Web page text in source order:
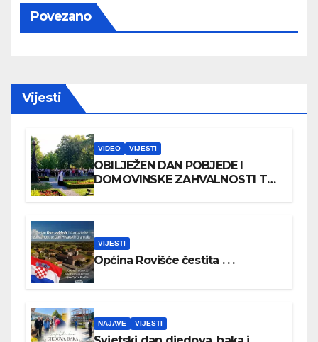
Povezano
Vijesti
VIDEO VIJESTI
OBILJEŽEN DAN POBJEDE I
DOMOVINSKE ZAHVALNOSTI TE
VIJESTI
Općina Rovišće čestita . . .
NAJAVE VIJESTI